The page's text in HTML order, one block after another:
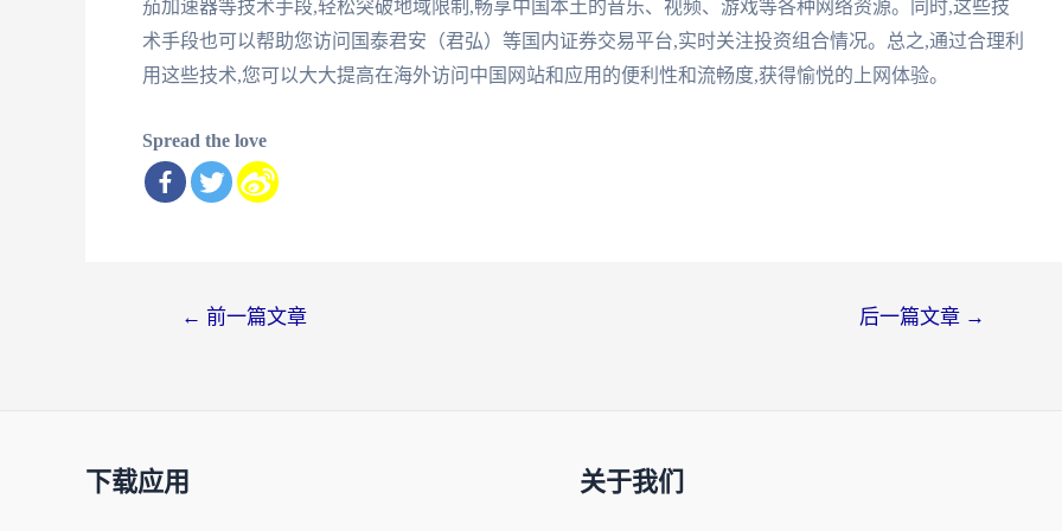
茄加速器等技术手段,轻松突破地域限制,畅享中国本土的音乐、视频、游戏等各种网络资源。同时,这些技
术手段也可以帮助您访问国泰君安（君弘）等国内证券交易平台,实时关注投资组合情况。总之,通过合理利
用这些技术,您可以大大提高在海外访问中国网站和应用的便利性和流畅度,获得愉悦的上网体验。
Spread the love
← 前一篇文章 后一篇文章 →
下载应用 关于我们